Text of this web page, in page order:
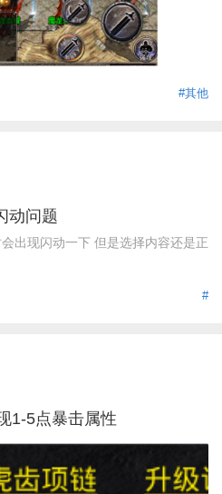
#其他
动问题
出现闪动一下 但是选择内容还是正
#
1-5点暴击属性